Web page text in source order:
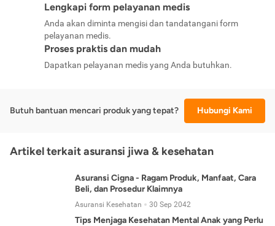
Lengkapi form pelayanan medis
Anda akan diminta mengisi dan tandatangani form
pelayanan medis.
Proses praktis dan mudah
Dapatkan pelayanan medis yang Anda butuhkan.
Butuh bantuan mencari produk yang tepat? Hubungi Kami
Artikel terkait asuransi jiwa & kesehatan
Asuransi Cigna - Ragam Produk, Manfaat, Cara
Beli, dan Prosedur Klaimnya
Asuransi Kesehatan 30 Sep 2042
Tips Menjaga Kesehatan Mental Anak yang Perlu